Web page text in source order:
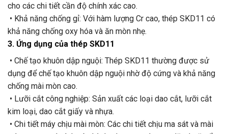
cho các chi tiết cần độ chính xác cao.
• Khả năng chống gỉ: Với hàm lượng Cr cao, thép SKD11 có
khả năng chống oxy hóa và ăn mòn nhẹ.
3. Ứng dụng của thép SKD11
• Chế tạo khuôn dập nguội: Thép SKD11 thường được sử
dụng để chế tạo khuôn dập nguội nhờ độ cứng và khả năng
chống mài mòn cao.
• Lưỡi cắt công nghiệp: Sản xuất các loại dao cắt, lưỡi cắt
kim loại, dao cắt giấy và nhựa.
• Chi tiết máy chịu mài mòn: Các chi tiết chịu ma sát và mài